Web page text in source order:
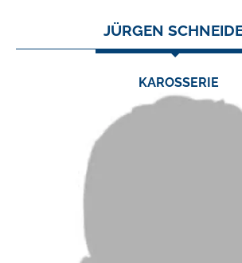
0 24 03 / 79 06 0
JÜRGEN
KAROSSERIE